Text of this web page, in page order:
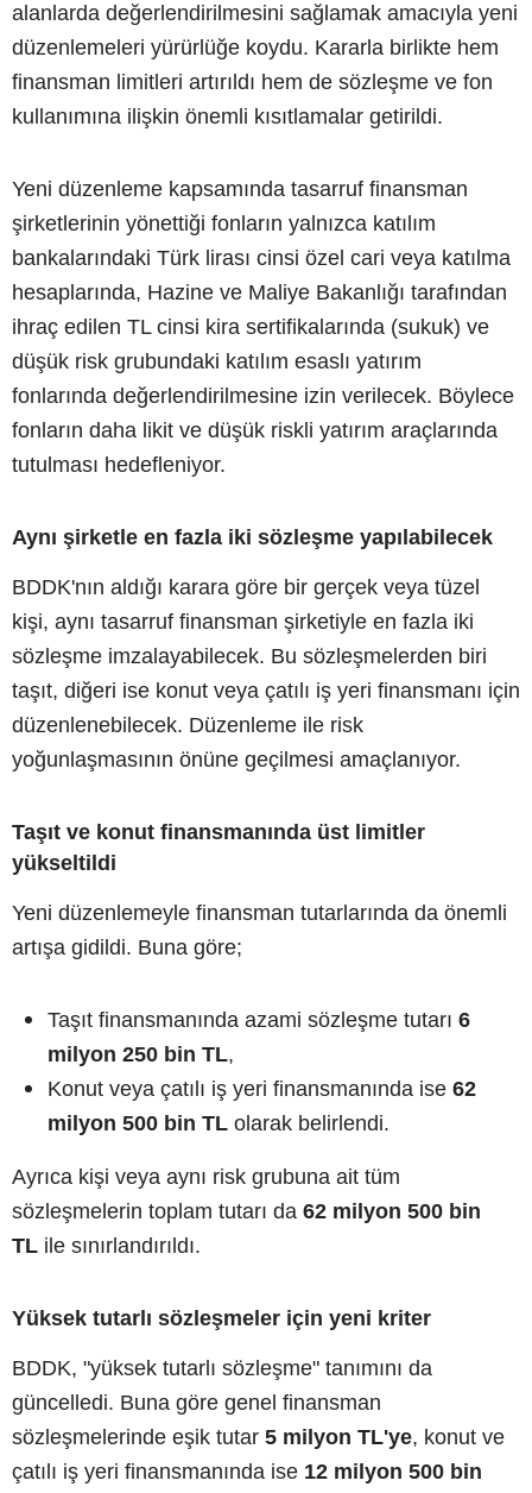
alanlarda değerlendirilmesini sağlamak amacıyla yeni
düzenlemeleri yürürlüğe koydu. Kararla birlikte hem
finansman limitleri artırıldı hem de sözleşme ve fon
kullanımına ilişkin önemli kısıtlamalar getirildi.
Yeni düzenleme kapsamında tasarruf finansman
şirketlerinin yönettiği fonların yalnızca katılım
bankalarındaki Türk lirası cinsi özel cari veya katılma
hesaplarında, Hazine ve Maliye Bakanlığı tarafından
ihraç edilen TL cinsi kira sertifikalarında (sukuk) ve
düşük risk grubundaki katılım esaslı yatırım
fonlarında değerlendirilmesine izin verilecek. Böylece
fonların daha likit ve düşük riskli yatırım araçlarında
tutulması hedefleniyor.
Aynı şirketle en fazla iki sözleşme yapılabilecek
BDDK'nın aldığı karara göre bir gerçek veya tüzel
kişi, aynı tasarruf finansman şirketiyle en fazla iki
sözleşme imzalayabilecek. Bu sözleşmelerden biri
taşıt, diğeri ise konut veya çatılı iş yeri finansmanı için
düzenlenebilecek. Düzenleme ile risk
yoğunlaşmasının önüne geçilmesi amaçlanıyor.
Taşıt ve konut finansmanında üst limitler
yükseltildi
Yeni düzenlemeyle finansman tutarlarında da önemli
artışa gidildi. Buna göre;
Taşıt finansmanında azami sözleşme tutarı 6
milyon 250 bin TL,
Konut veya çatılı iş yeri finansmanında ise 62
milyon 500 bin TL olarak belirlendi.
Ayrıca kişi veya aynı risk grubuna ait tüm
sözleşmelerin toplam tutarı da 62 milyon 500 bin
TL ile sınırlandırıldı.
Yüksek tutarlı sözleşmeler için yeni kriter
BDDK, "yüksek tutarlı sözleşme" tanımını da
güncelledi. Buna göre genel finansman
sözleşmelerinde eşik tutar 5 milyon TL'ye, konut ve
çatılı iş yeri finansmanında ise 12 milyon 500 bin